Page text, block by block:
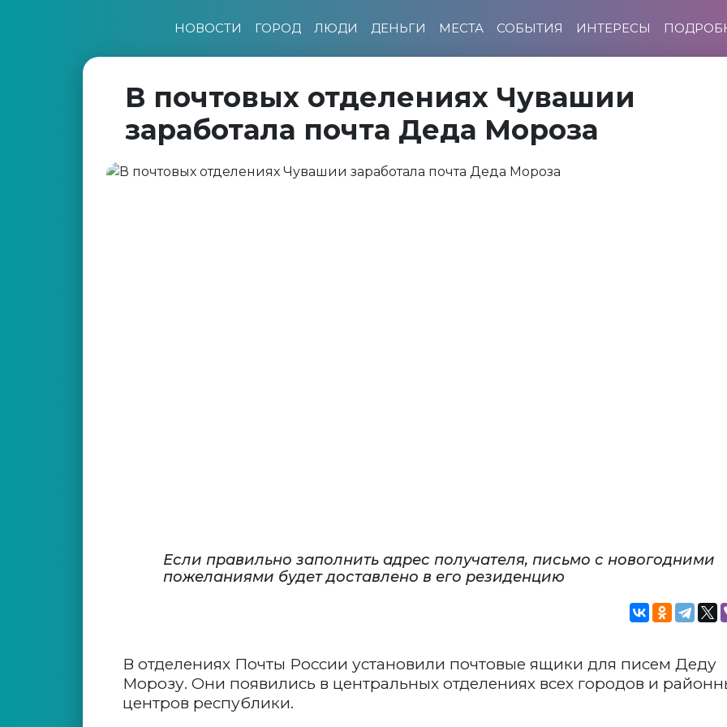
НОВОСТИ ГОРОД ЛЮДИ ДЕНЬГИ МЕСТА СОБЫТИЯ ИНТЕРЕСЫ
В почтовых отделениях Чувашии
заработала почта Деда Мороза
Если правильно заполнить адрес получателя, письмо с новогодними
пожеланиями будет доставлено в его резиденцию
В отделениях Почты России установили почтовые ящики для писем Деду
Морозу. Они появились в центральных отделениях всех городов и
центров республики.